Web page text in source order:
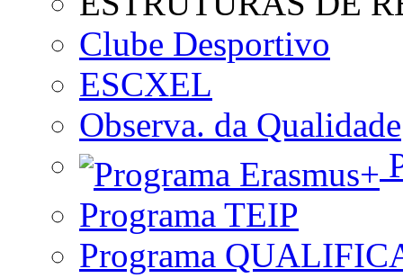
Clube Desportivo
ESCXEL
Observa. da Qualidade
Programa TEIP
Programa